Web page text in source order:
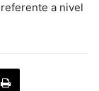
a nivel